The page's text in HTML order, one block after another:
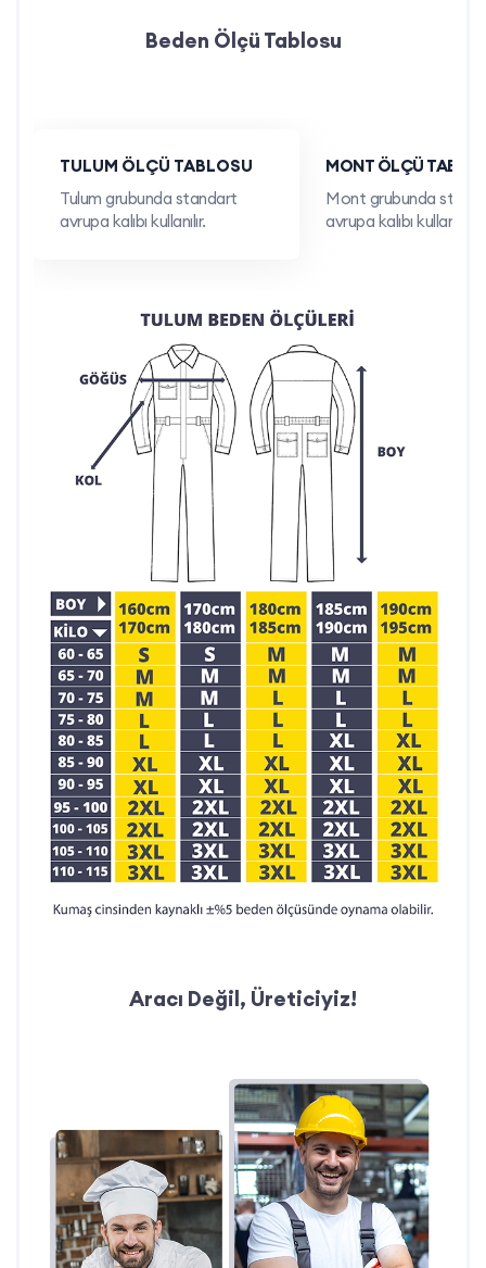
Etkinlik ve Organizasyonlar: Takım ruhunu yansıtan özel
açık havada günlük olarak da rahatlıkla kullanılabilir.
Neden İş Marketi?
geçerek kendi tesislerimizde üretilmektedir.
Kurumsal Özelleştirme: Logo baskısı, renk ve beden
seçenekleriyle firmanıza özel çözümler sunuyoruz.
Toplu Alım Avantajı: Minimum sipariş miktarıyla uygun
fiyatlandırma ve hızlı üretim imkânı sağlıyoruz.
Zamanında Teslimat: Siparişlerinizi söz verilen tarihte ve
eksiksiz olarak teslim ediyoruz.
İletişim Bilgileri
Telefon: 0212 909 19 45
WhatsApp: 0532 685 83 00
Mail:teklif@ismarketi.com
Beden Ölçü Tablosu
TULUM ÖLÇÜ TABLOSU
Tulum grubunda standart
avrupa kalıbı kullanılır.
MONT ÖLÇÜ
Mont grubunda
avrupa kalıbı kullanılır.
Aracı Değil, Üreticiyiz!